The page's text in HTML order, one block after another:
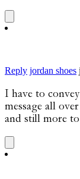
Reply jordan shoes
I have to
message all
and still more